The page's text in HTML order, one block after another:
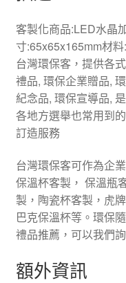
客製化商品:LED水晶
寸:65x65x165mm材
台灣環保客，提供各
禮品, 環保企業贈品,
紀念品, 環保宣導品,
各地方選舉也常用到
訂造服務
台灣環保客可作為企
保溫杯客製， 保溫瓶
製，陶瓷杯客製，虎
巴克保溫杯等。環保
禮品推薦，可以我們
額外資訊